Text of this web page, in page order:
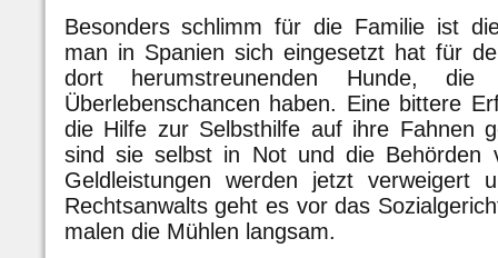
Besonders schlimm für die Familie ist
man in Spanien sich eingesetzt hat für
dort herumstreunenden Hunde,
Überlebenschancen haben. Eine bittere
die Hilfe zur Selbsthilfe auf ihre Fahnen
sind sie selbst in Not und die Behörden
Geldleistungen werden jetzt verweigert
Rechtsanwalts geht es vor das
malen die Mühlen langsam.